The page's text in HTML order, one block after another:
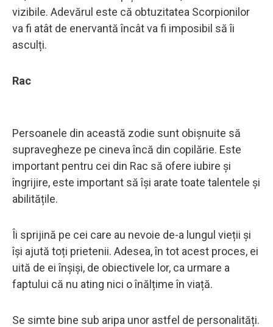
vizibile. Adevărul este că obtuzitatea Scorpionilor
va fi atât de enervantă încât va fi imposibil să îi
asculți.
Rac
Persoanele din această zodie sunt obișnuite să
supravegheze pe cineva încă din copilărie. Este
important pentru cei din Rac să ofere iubire și
îngrijire, este important să își arate toate talentele și
abilitățile.
Îi sprijină pe cei care au nevoie de-a lungul vieții și
își ajută toți prietenii. Adesea, în tot acest proces, ei
uită de ei înșiși, de obiectivele lor, ca urmare a
faptului că nu ating nici o înălțime în viață.
Se simte bine sub aripa unor astfel de personalități.